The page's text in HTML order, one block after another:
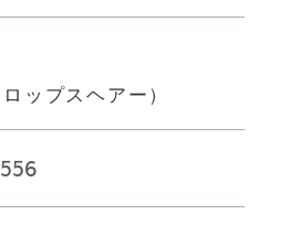
ップスヘアー）